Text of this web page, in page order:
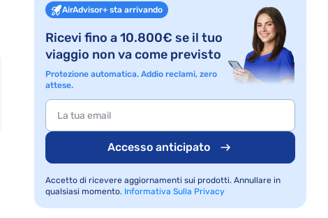
AirAdvisor+ sta arrivando
Ricevi fino a 10.800€ se il tuo
viaggio non va come previsto
Protezione automatica. Addio reclami, zero
attese.
Accesso anticipato
Accetto di ricevere aggiornamenti sui prodotti. Annullare in
qualsiasi momento. Informativa Sulla Privacy